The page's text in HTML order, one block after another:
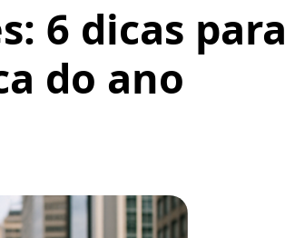
6 dicas para
do ano